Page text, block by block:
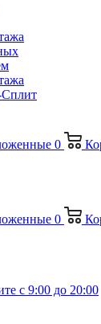
Сплит
0
0
с 9:00 до 20:00